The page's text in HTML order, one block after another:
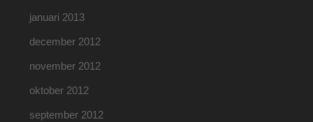
januari 2013
december 2012
november 2012
oktober 2012
september 2012